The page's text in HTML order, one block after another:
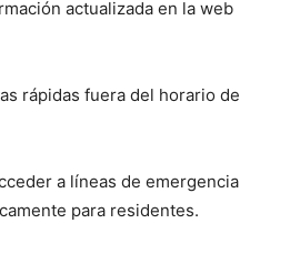
actualizada en la web
rápidas fuera del horario de
a líneas de emergencia
para residentes.